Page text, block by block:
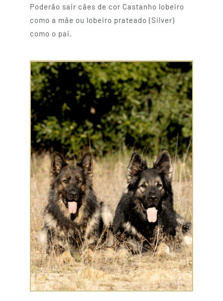
Poderão sair cães de cor Castanho lobeiro
como a mãe ou lobeiro prateado (Silver)
como o pai.